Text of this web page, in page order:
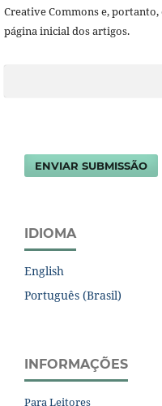
Creative Commons e,
página inicial dos artigos.
ENVIAR SUBMISSÃO
IDIOMA
English
Português (Brasil)
INFORMAÇÕES
Para Leitores